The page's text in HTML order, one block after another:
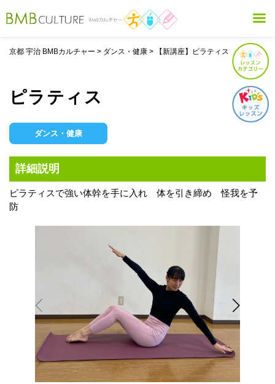
京都 宇治 BMBカルチャー > ダンス・健康 > 【新講座】ピラティス
ピラティス
ダンス・健康
詳細説明
ピラティスで強い体幹を手に入れ 体を引き締め 怪我を予
防